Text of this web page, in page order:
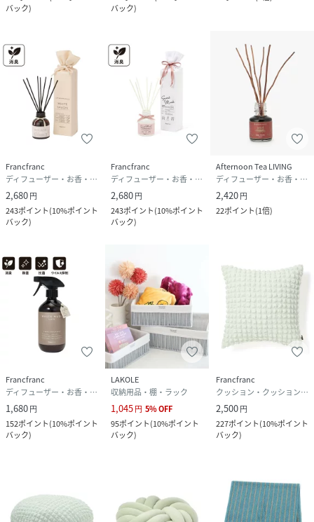
バック)
バック)
Francfranc
ディフューザー・お香・アロマオイル・キャンドル
2,680円
243ポイント(10%ポイント
バック)
Francfranc
ディフューザー・お香・アロマオイル・キャンドル
2,680円
243ポイント(10%ポイント
バック)
Afternoon Tea LIVING
ディフューザー・お香・アロマオイル・キャンドル
2,420円
22ポイント(1倍)
Francfranc
ディフューザー・お香・アロマオイル・キャンドル
1,680円
152ポイント(10%ポイント
バック)
LAKOLE
収納用品・棚・ラック
1,045円 5%OFF
95ポイント(10%ポイント
バック)
Francfranc
クッション・クッションカバー
2,500円
227ポイント(10%ポイント
バック)